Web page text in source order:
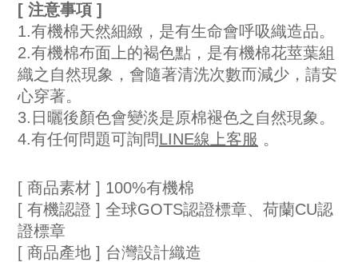
[ 注意事項 ]
1.有機棉天然細緻，是有生命會呼吸織造品。
2.有機棉布面上的褐色點，是有機棉花莖葉組
織之自然現象，會隨著清洗次數而減少，請安
心穿著。
3.日曬後顏色會變淡是原棉褪色之自然現象。
4.有任何問題可詢問LINE線上客服 。
[ 商品素材 ] 100%有機棉
[ 有機認證 ] 全球GOTS認證標章、荷蘭CU認
證標章
[ 商品產地 ] 台灣設計織造